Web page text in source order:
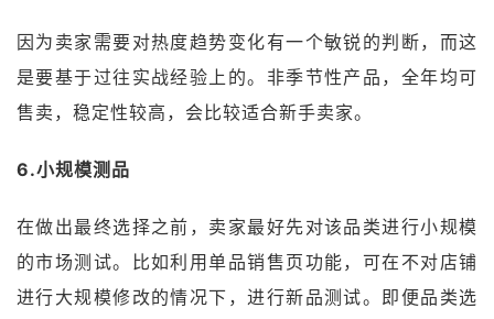
因为卖家需要对热度趋势变化有一个敏锐的判断，而这
是要基于过往实战经验上的。非季节性产品，全年均可
售卖，稳定性较高，会比较适合新手卖家。
6.小规模测品
在做出最终选择之前，卖家最好先对该品类进行小规模
的市场测试。比如利用单品销售页功能，可在不对店铺
进行大规模修改的情况下，进行新品测试。即便品类选